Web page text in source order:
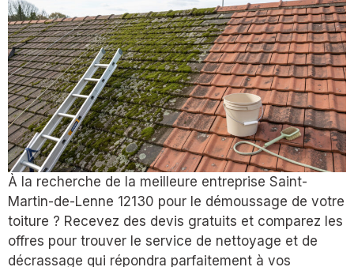
À la recherche de la meilleure entreprise Saint-
Martin-de-Lenne 12130 pour le démoussage de votre
toiture ? Recevez des devis gratuits et comparez les
offres pour trouver le service de nettoyage et de
décrassage qui répondra parfaitement à vos